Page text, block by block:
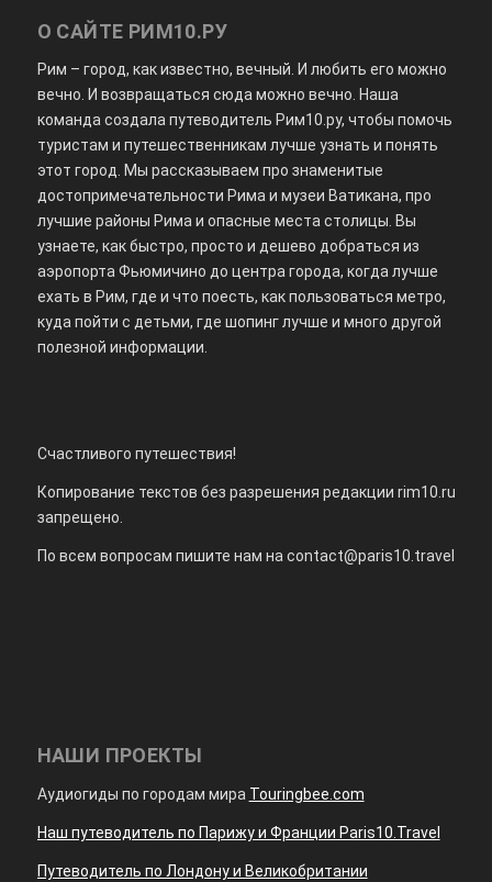
О САЙТЕ РИМ10.РУ
Рим – город, как известно, вечный. И любить его можно
вечно. И возвращаться сюда можно вечно. Наша
команда создала путеводитель Рим10.ру, чтобы помочь
туристам и путешественникам лучше узнать и понять
этот город. Мы рассказываем про знаменитые
достопримечательности Рима и музеи Ватикана, про
лучшие районы Рима и опасные места столицы. Вы
узнаете, как быстро, просто и дешево добраться из
аэропорта Фьюмичино до центра города, когда лучше
ехать в Рим, где и что поесть, как пользоваться метро,
куда пойти с детьми, где шопинг лучше и много другой
полезной информации.
Счастливого путешествия!
Копирование текстов без разрешения редакции rim10.ru
запрещено.
По всем вопросам пишите нам на contact@paris10.travel
НАШИ ПРОЕКТЫ
Аудиогиды по городам мира Touringbee.com
Наш путеводитель по Парижу и Франции Paris10.Travel
Путеводитель по Лондону и Великобритании